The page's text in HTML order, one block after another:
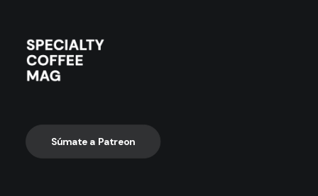
Súmate a Patreon